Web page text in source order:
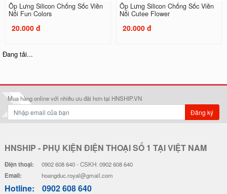
Ốp Lưng Silicon Chống Sốc Viền
Nổi Fun Colors
20.000 đ
Ốp Lưng Silicon Chống Sốc Viền
Nổi Cutee Flower
20.000 đ
Nổi - Hình Nổi Happy Day
28.000 đ
Nổi Pokemon x Doremon
20.000 đ